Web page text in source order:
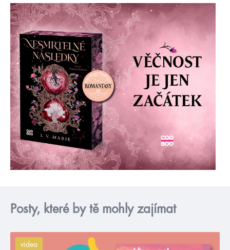
Posty, které by tě mohly zajímat
videa